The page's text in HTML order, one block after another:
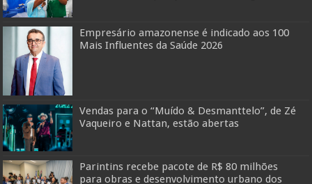
Empresário amazonense é indicado aos 100
Mais Influentes da Saúde 2026
Vendas para o “Muído & Desmanttelo”, de Zé
Vaqueiro e Nattan, estão abertas
Parintins recebe pacote de R$ 80 milhões
para obras e desenvolvimento urbano dos